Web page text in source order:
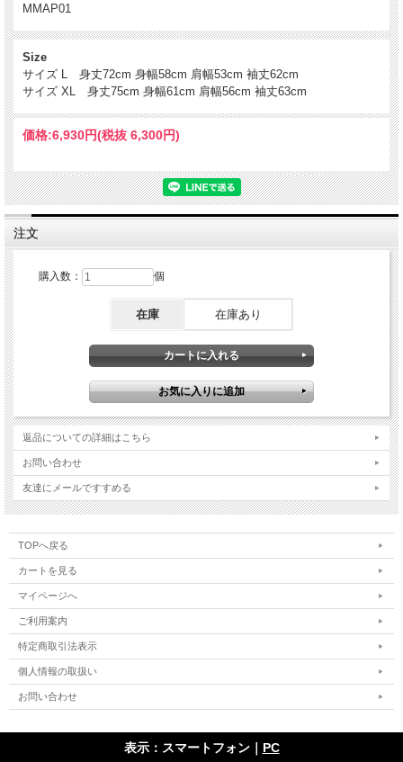
MMAP01
Size
サイズ L 身丈72cm 身幅58cm 肩幅53cm 袖丈62cm
サイズ XL 身丈75cm 身幅61cm 肩幅56cm 袖丈63cm
価格:6,930円(税抜 6,300円)
注文
購入数： 個
在庫 在庫あり
返品についての詳細はこちら
お問い合わせ
友達にメールですすめる
TOPへ戻る
カートを見る
マイページへ
ご利用案内
特定商取引法表示
個人情報の取扱い
お問い合わせ
表示：スマートフォン｜ PC